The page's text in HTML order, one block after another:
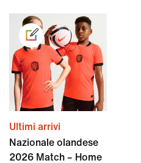
Ultimi arrivi
Nazionale olandese
2026 Match – Home